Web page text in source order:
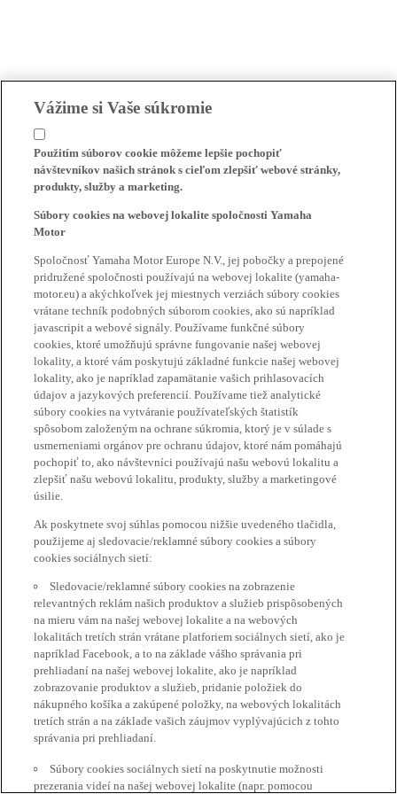
Vážime si Vaše súkromie
Použitím súborov cookie môžeme lepšie pochopiť
návštevníkov našich stránok s cieľom zlepšiť webové stránky,
produkty, služby a marketing.
Súbory cookies na webovej lokalite spoločnosti Yamaha
Motor
Spoločnosť Yamaha Motor Europe N.V., jej pobočky a prepojené
pridružené spoločnosti používajú na webovej lokalite (yamaha-
motor.eu) a akýchkoľvek jej miestnych verziách súbory cookies
vrátane techník podobných súborom cookies, ako sú napríklad
javascripit a webové signály. Používame funkčné súbory
cookies, ktoré umožňujú správne fungovanie našej webovej
lokality, a ktoré vám poskytujú základné funkcie našej webovej
lokality, ako je napríklad zapamätanie vašich prihlasovacích
údajov a jazykových preferencií. Používame tiež analytické
súbory cookies na vytváranie používateľských štatistík
spôsobom založeným na ochrane súkromia, ktorý je v súlade s
usmerneniami orgánov pre ochranu údajov, ktoré nám pomáhajú
pochopiť to, ako návštevníci používajú našu webovú lokalitu a
zlepšiť našu webovú lokalitu, produkty, služby a marketingové
úsilie.
Ak poskytnete svoj súhlas pomocou nižšie uvedeného tlačidla,
použijeme aj sledovacie/reklamné súbory cookies a súbory
cookies sociálnych sietí:
Sledovacie/reklamné súbory cookies na zobrazenie
relevantných reklám našich produktov a služieb prispôsobených
na mieru vám na našej webovej lokalite a na webových
lokalitách tretích strán vrátane platforiem sociálnych sietí, ako je
napríklad Facebook, a to na základe vášho správania pri
prehliadaní na našej webovej lokalite, ako je napríklad
zobrazovanie produktov a služieb, pridanie položiek do
nákupného košíka a zakúpené položky, na webových lokalitách
tretích strán a na základe vašich záujmov vyplývajúcich z tohto
správania pri prehliadaní.
Súbory cookies sociálnych sietí na poskytnutie možnosti
prezerania videí na našej webovej lokalite (napr. pomocou